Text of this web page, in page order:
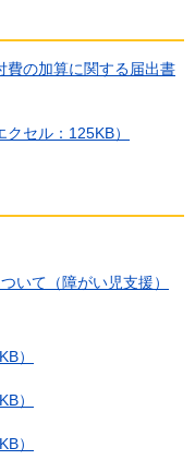
費の加算に関する届出書
クセル：125KB）
いて（障がい児支援）
）
）
）